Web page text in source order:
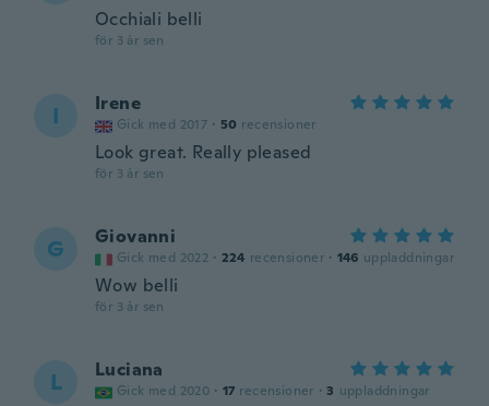
Occhiali belli
för 3 år sen
I Irene
Gick med 2017 · 50 recensioner
Look great. Really pleased
för 3 år sen
G Giovanni
Gick med 2022 · 224 recensioner · 146 uppladdningar
Wow belli
för 3 år sen
L Luciana
Gick med 2020 · 17 recensioner · 3 uppladdningar